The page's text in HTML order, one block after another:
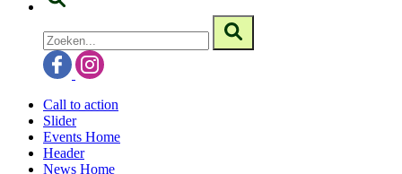
Call to action
Slider
Events Home
Header
News Home